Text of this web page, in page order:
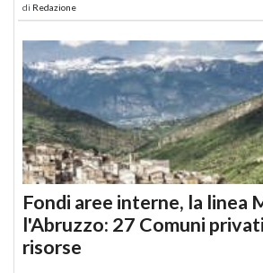
di Redazione
Fondi aree interne, la linea
l'Abruzzo: 27 Comuni
risorse